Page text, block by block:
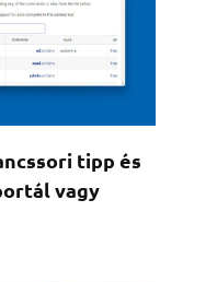
tipp és
vagy